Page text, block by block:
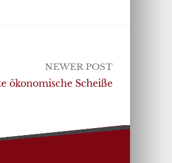
NEWER POST
ökonomische Scheiße